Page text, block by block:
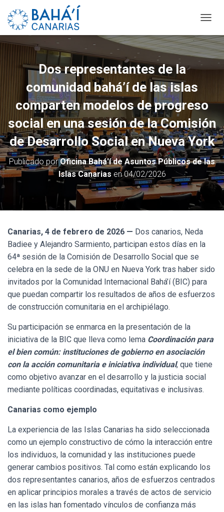
A
M
B
O
D
O
D
E
N
A
V
E
Dos representantes de la
comunidad bahá’í de las islas
comparten modelos de progreso
social en una sesión de la Comisión
de Desarrollo Social en Nueva York
Publicado porOficina Bahá'í de Asuntos Públicos de las
Islas Canarias en04/02/2026
Canarias, 4 de febrero de 2026 — Dos canarios, Neda
Badiee y Alejandro Sarmiento, participan estos días en la
64ª sesión de la Comisión de Desarrollo Social que se
celebra en la sede de la ONU en Nueva York tras haber sido
invitados por la Comunidad Internacional Bahá’í (BIC) para
que puedan compartir los resultados de años de esfuerzos
de construcción comunitaria en el archipiélago.
Su participación se enmarca en la presentación de la
iniciativa de la BIC que lleva como lema Coordinación para
el bien común: instituciones de gobierno en asociación
con la acción comunitaria e iniciativa individual, que tiene
como objetivo avanzar en el desarrollo y la justicia social
mediante políticas coordinadas, equitativas e inclusivas.
Canarias como ejemplo
La experiencia de las Islas Canarias ha sido seleccionada
como un ejemplo constructivo de cómo la interacción entre
los individuos, la comunidad y las instituciones puede
generar cambios positivos. Tal como están explicando los
dos representantes canarios, años de esfuerzos centrados
en aplicar principios morales a través de actos de servicio
en las islas han fomentado vínculos de confianza más